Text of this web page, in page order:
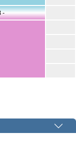
-